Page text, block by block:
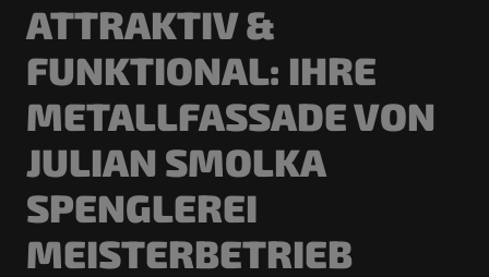
ATTRAKTIV &
FUNKTIONAL: IHRE
METALLFASSADE VON
JULIAN SMOLKA
SPENGLEREI
MEISTERBETRIEB